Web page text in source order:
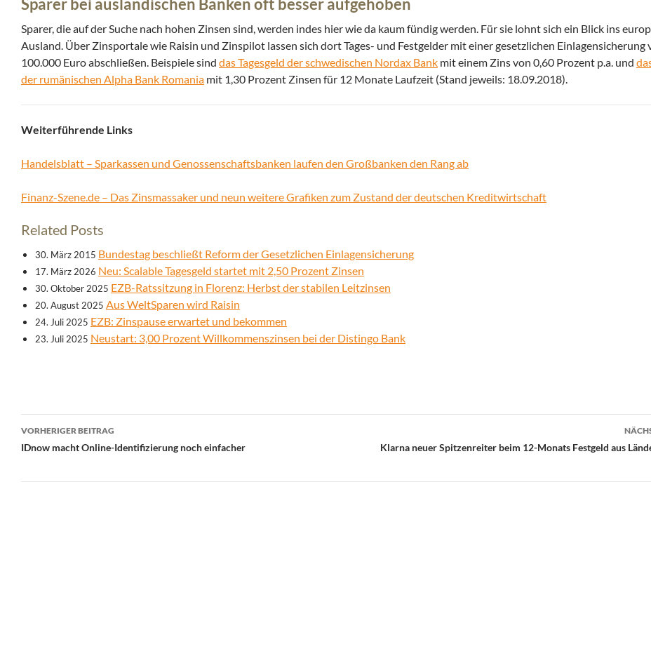
Sparer bei ausländischen Banken oft besser aufgehoben
Sparer, die auf der Suche nach hohen Zinsen sind, werden indes hier wie da kaum fündig werden. Für sie lohnt sich ein Blick ins
Ausland. Über Zinsportale wie Raisin und Zinspilot lassen sich dort Tages- und Festgelder mit einer gesetzlichen Einlagensicherung
100.000 Euro abschließen. Beispiele sind das Tagesgeld der schwedischen Nordax Bank mit einem Zins von 0,60 Prozent p.a. und
der rumänischen Alpha Bank Romania mit 1,30 Prozent Zinsen für 12 Monate Laufzeit (Stand jeweils: 18.09.2018).
Weiterführende Links
Handelsblatt – Sparkassen und Genossenschaftsbanken laufen den Großbanken den Rang ab
Finanz-Szene.de – Das Zinsmassaker und neun weitere Grafiken zum Zustand der deutschen Kreditwirtschaft
Related Posts
30. März 2015 Bundestag beschließt Reform der Gesetzlichen Einlagensicherung
17. März 2026 Neu: Scalable Tagesgeld startet mit 2,50 Prozent Zinsen
30. Oktober 2025 EZB-Ratssitzung in Florenz: Herbst der stabilen Leitzinsen
20. August 2025 Aus WeltSparen wird Raisin
24. Juli 2025 EZB: Zinspause erwartet und bekommen
23. Juli 2025 Neustart: 3,00 Prozent Willkommenszinsen bei der Distingo Bank
Beitrags-
Navigation
VORHERIGER BEITRAG
IDnow macht Online-Identifizierung noch einfacher
Klarna neuer Spitzenreiter beim 12-Monats Festgeld aus